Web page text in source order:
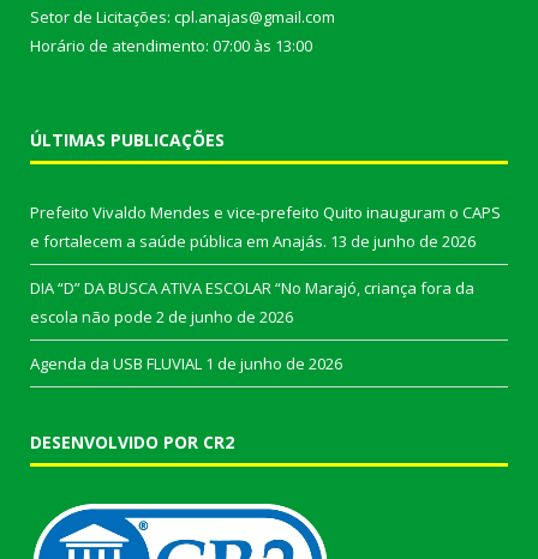
Setor de Licitações: cpl.anajas@gmail.com
Horário de atendimento: 07:00 às 13:00
ÚLTIMAS PUBLICAÇÕES
Prefeito Vivaldo Mendes e vice-prefeito Quito inauguram o CAPS
e fortalecem a saúde pública em Anajás. 13 de junho de 2026
DIA “D” DA BUSCA ATIVA ESCOLAR “No Marajó, criança fora da
escola não pode 2 de junho de 2026
Agenda da USB FLUVIAL 1 de junho de 2026
DESENVOLVIDO POR CR2